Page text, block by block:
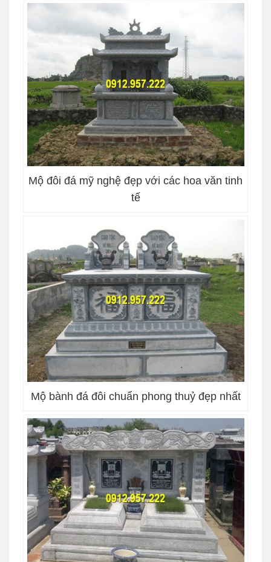
Mộ đôi đá mỹ nghệ đẹp với các hoa văn tinh
tế
Mộ bành đá đôi chuẩn phong thuỷ đẹp nhất